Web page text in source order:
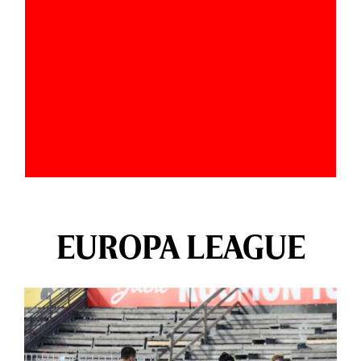
EUROPA LEAGUE